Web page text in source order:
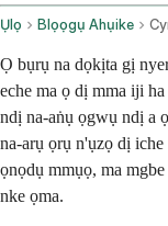
Ụlọ Blọọgụ Ahụike
Ọ bụrụ na dọkịta gị
eche ma ọ dị mma iji
ndị na-aṅụ ọgwụ ndị a
na-arụ ọrụ n'ụzọ dị
ọnọdụ mmụọ, ma
nke ọma.